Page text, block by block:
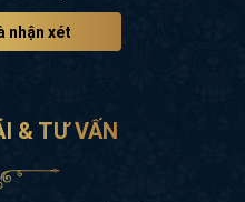
nhận xét
& TƯ VẤN